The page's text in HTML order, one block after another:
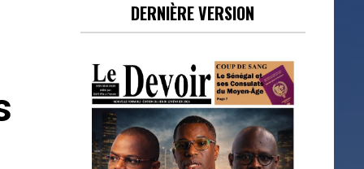
DERNIÈRE VERSION